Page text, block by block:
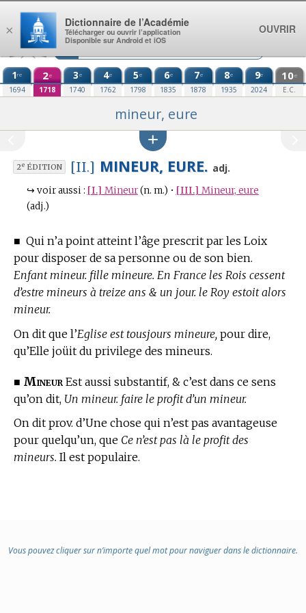
Aller au contenu
1re
1694
2e
1718
3e
1740
4e
1762
5e
1798
6e
1835
7e
1878
8e
1935
9e
2024
10e
E.C.
mineur, eure
2eÉDITION [II.] MINEUR, EURE. adj.
↪ voir aussi : [I.] Mineur (n. m.) • [III.] Mineur, eure
(adj.)
■ Qui n’a point atteint l’âge prescrit par les Loix
pour disposer de sa personne ou de son bien.
Enfant mineur. fille mineure. En France les Rois cessent
d’estre mineurs à treize ans & un jour. le Roy estoit alors
mineur.
On dit que l’Eglise est tousjours mineure, pour dire,
qu’Elle joüit du privilege des mineurs.
■ Mineur Est aussi substantif, & c’est dans ce sens
qu’on dit, Un mineur. faire le profit d’un mineur.
On dit prov. d’Une chose qui n’est pas avantageuse
pour quelqu’un, que Ce n’est pas là le profit des
mineurs. Il est populaire.
Vous pouvez cliquer sur n’importe quel mot pour naviguer dans le dictionnaire.
×
Dictionnaire de l’Académie
Télécharger ou ouvrir l’application
Disponible sur Android et iOS
OUVRIR